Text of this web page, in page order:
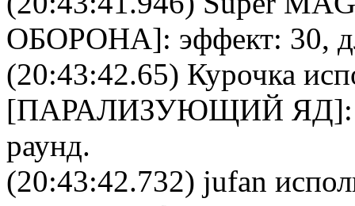
ОБОРОНА]: эффект: 30,
(20:43:42.65) Курочка
[ПАРАЛИЗУЮЩИЙ ЯД
раунд.
(20:43:42.732) jufan